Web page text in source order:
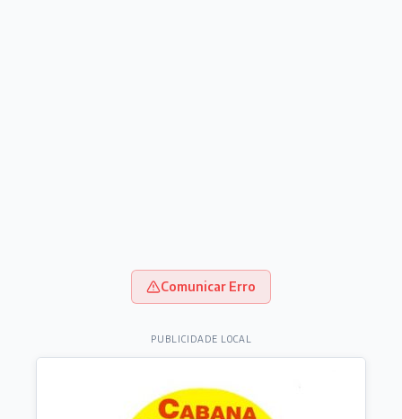
Comunicar Erro
PUBLICIDADE LOCAL
Destaques do dia